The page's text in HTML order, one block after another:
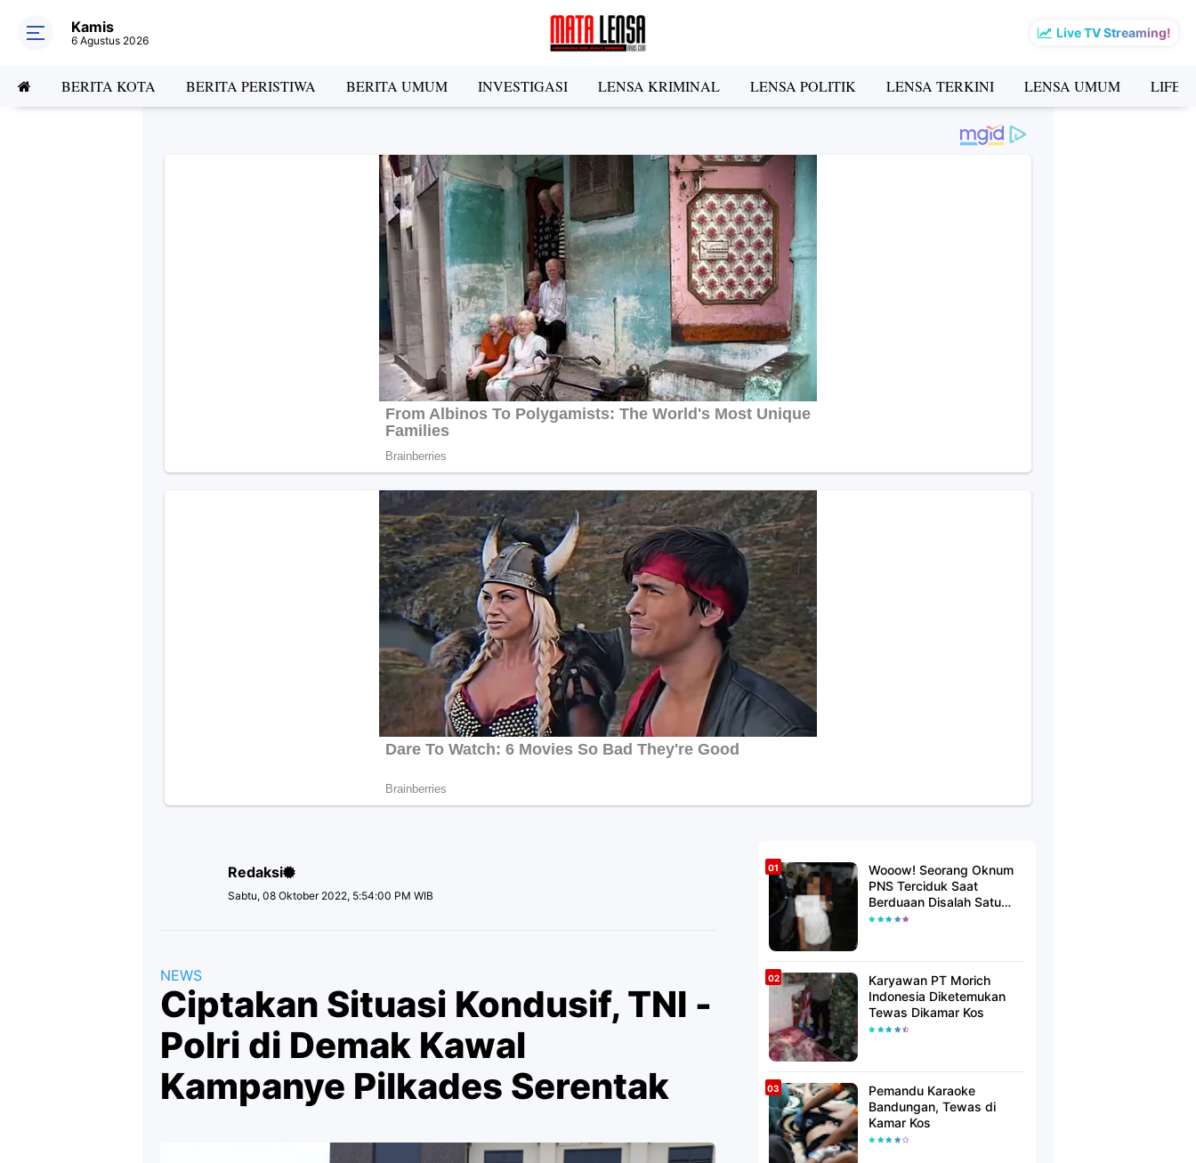
Live TV Streaming!
Kamis
6 Agustus 2026
BERITA KOTA BERITA PERISTIWA BERITA UMUM INVESTIGASI LENSA KRIMINAL LENSA POLITIK LENSA TERKINI LENSA UMUM
Redaksi
Sabtu, 08 Oktober 2022, 5:54:00 PM WIB
NEWS
Ciptakan Situasi Kondusif, TNI -
Polri di Demak Kawal
Kampanye Pilkades Serentak
Wooow! Seorang Oknum
PNS Terciduk Saat
Berduaan Disalah Satu
Kamar Hotel Salatiga
Karyawan PT Morich
Indonesia Diketemukan
Tewas Dikamar Kos
Pemandu Karaoke
Bandungan, Tewas di
Kamar Kos